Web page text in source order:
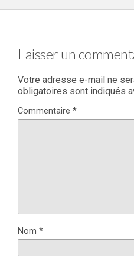
Laisser un
Votre adresse e-mail ne
obligatoires sont indiqués
Commentaire *
Nom *